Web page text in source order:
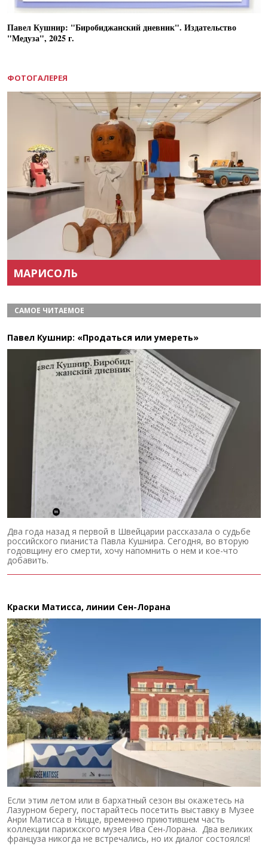
Павел Кушнир: "Биробиджанский дневник". Издательство
"Медуза", 2025 г.
ФОТОГАЛЕРЕЯ
МАРИСОЛЬ
САМОЕ ЧИТАЕМОЕ
Павел Кушнир: «Продаться или умереть»
Два года назад я первой в Швейцарии рассказала о судьбе
российского пианиста Павла Кушнира. Сегодня, во вторую
годовщину его смерти, хочу напомнить о нем и кое-что
добавить.
Краски Матисса, линии Сен-Лорана
Если этим летом или в бархатный сезон вы окажетесь на
Лазурном берегу, постарайтесь посетить выставку в Музее
Анри Матисса в Ницце, временно приютившем часть
коллекции парижского музея Ива Сен-Лорана. Два великих
француза никогда не встречались, но их диалог состоялся!